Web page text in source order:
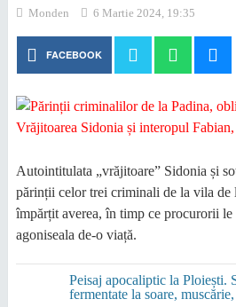
Monden 6 Martie 2024, 19:35
FACEBOOK
Autointitulata „vrăjitoare” Sidonia și
părinții celor trei criminali de la vila de
împărțit averea, în timp ce procurorii
agoniseala de-o viață.
Peisaj apocaliptic la Ploiești.
fermentate la soare,